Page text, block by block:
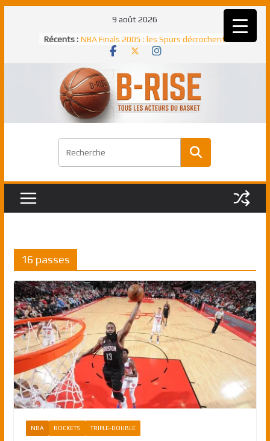
9 août 2026
Récents : NBA Finals 2005 : les Spurs décrochent
un troisième titre NBA, la rude bataille
NBA Finals 2021 : les Bucks et Giannis
Antetokounmpo triomphent, le Greek
Freek élu MVP
Shai Gilgeous-Alexander : son premier
match à plus de 40 points en NBA, le
Pau Gasol dans l’histoire en 2002 :
premier européen sacré Rookie de
Rudy Gobert, deuxième Français élu
16 passes
NBA ROCKETS TRIPLE-DOUBLE